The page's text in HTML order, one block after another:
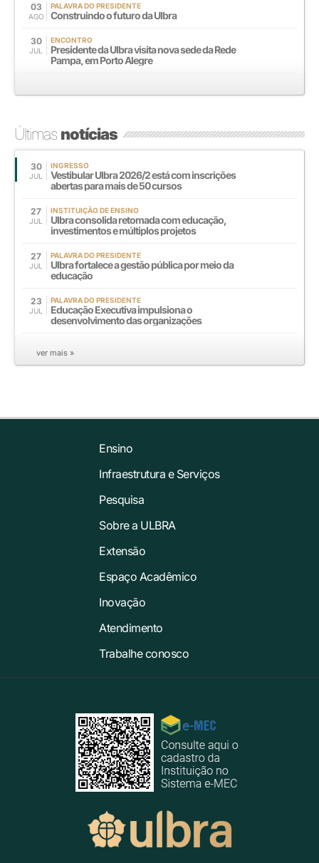
03
AGO
PALAVRA DO PRESIDENTE
Construindo o futuro da Ulbra
30
JUL
ENCONTRO
Presidente da Ulbra visita nova sede da Rede
Pampa, em Porto Alegre
Últimasnotícias
30
JUL
INGRESSO
Vestibular Ulbra 2026/2 está com inscrições
abertas para mais de 50 cursos
27
JUL
INSTITUIÇÃO DE ENSINO
Ulbra consolida retomada com educação,
investimentos e múltiplos projetos
27
JUL
PALAVRA DO PRESIDENTE
Ulbra fortalece a gestão pública por meio da
educação
23
JUL
PALAVRA DO PRESIDENTE
Educação Executiva impulsiona o
desenvolvimento das organizações
ver mais »
Ensino
Infraestrutura e Serviços
Pesquisa
Sobre a ULBRA
Extensão
Espaço Acadêmico
Inovação
Atendimento
Trabalhe conosco